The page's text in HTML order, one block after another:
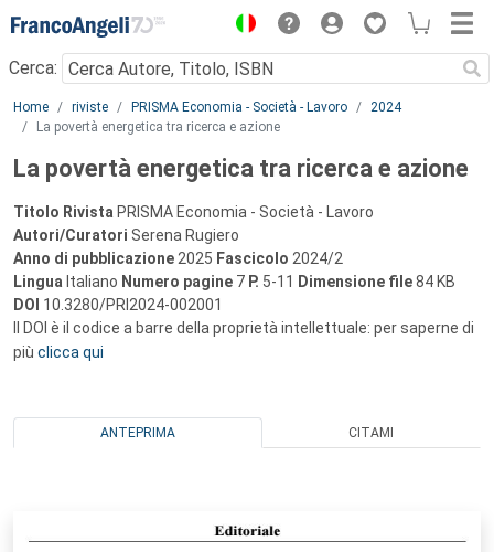
Menu
Cerca:
Main content
Home riviste PRISMA Economia - Società - Lavoro
2024
La povertà energetica tra ricerca e azione
La povertà energetica tra ricerca e azione
Titolo Rivista PRISMA Economia - Società - Lavoro
Autori/Curatori Serena Rugiero
Anno di pubblicazione 2025 Fascicolo 2024/2
Lingua Italiano Numero pagine 7 P. 5-11 Dimensione file84 KB
DOI 10.3280/PRI2024-002001
Il DOI è il codice a barre della proprietà intellettuale: per saperne di
più clicca qui
ANTEPRIMA CITAMI